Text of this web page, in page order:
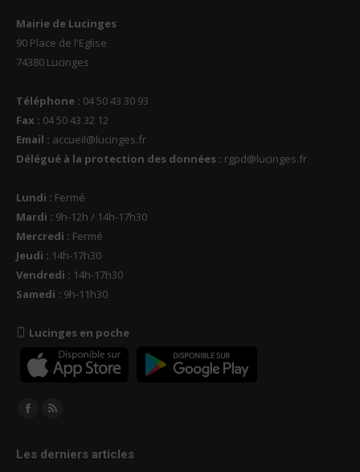
Mairie de Lucinges
90 Place de l'Eglise
74380 Lucinges
Téléphone : 04 50 43 30 93
Fax : 04 50 43 32 12
Email : accueil@lucinges.fr
Délégué à la protection des données : rgpd@lucinges.fr
Lundi : Fermé
Mardi : 9h-12h / 14h-17h30
Mercredi : Fermé
Jeudi : 14h-17h30
Vendredi : 14h-17h30
Samedi : 9h-11h30
Lucinges en poche
Trouvez nous sur :
Facebook
opensopens
Les derniers articles